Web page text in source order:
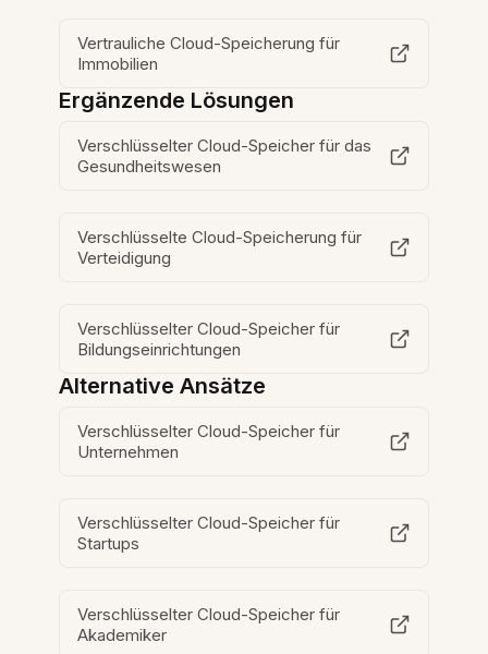
Vertrauliche Cloud-Speicherung für
Immobilien
Ergänzende Lösungen
Verschlüsselter Cloud-Speicher für das
Gesundheitswesen
Verschlüsselte Cloud-Speicherung für
Verteidigung
Verschlüsselter Cloud-Speicher für
Bildungseinrichtungen
Alternative Ansätze
Verschlüsselter Cloud-Speicher für
Unternehmen
Verschlüsselter Cloud-Speicher für
Startups
Verschlüsselter Cloud-Speicher für
Akademiker